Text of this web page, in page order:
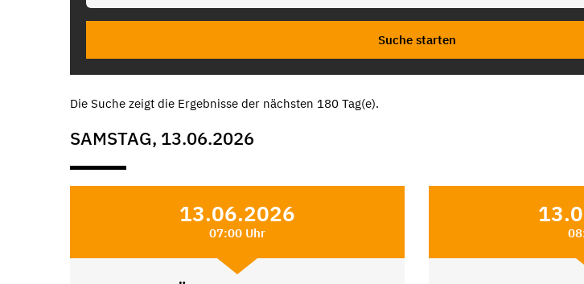
Die Suche zeigt die Ergebnisse der nächsten 180 Tag(e).
SAMSTAG, 13.06.2026
13.06.2026
07:00 Uhr